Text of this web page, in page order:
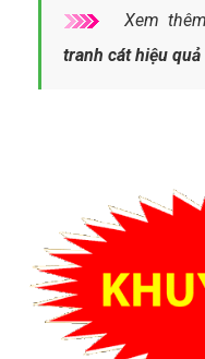
Xem
tranh cát hiệu quả